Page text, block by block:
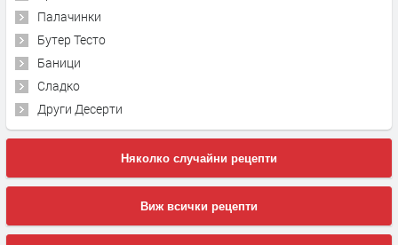
Палачинки
Бутер Тесто
Баници
Сладко
Други Десерти
Няколко случайни рецепти
Виж всички рецепти